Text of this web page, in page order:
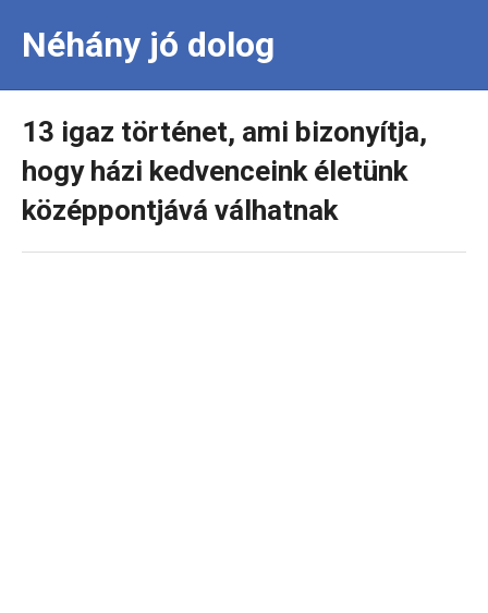
Néhány jó dolog
13 igaz történet, ami bizonyítja,
hogy házi kedvenceink életünk
középpontjává válhatnak